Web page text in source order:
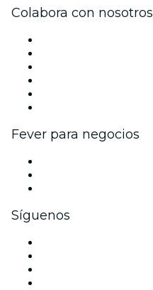
Colabora con nosotros
Fever para negocios
Síguenos